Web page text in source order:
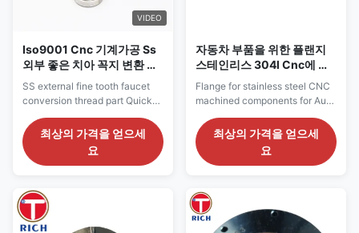
VIDEO
Iso9001 Cnc 기계가공 Ss
외부 좋은 치아 꼭지 변환 스
레드 부분
SS external fine tooth faucet
conversion thread part Quick
TORICH Application faucet
conversion thread part
certificated ISO9001 Product
Brass/Stainless Steel Surface
treatment chrome plated Size
16 18 20 22 24 26 28 30 ...
최상의 가격을 얻으세
요
자동차 부품을 위한 플랜지
스테인리스 304l Cnc에 의
하여 기계로 가공되는 성분
Flange for stainless steel CNC
machined components for Auto
China Brand TORICH
Certification ISO9001
Application CNC
Stainless Steel
304/316/304L/316L Packing
:Wooden cases or according to
최상의 가격을 얻으세
요